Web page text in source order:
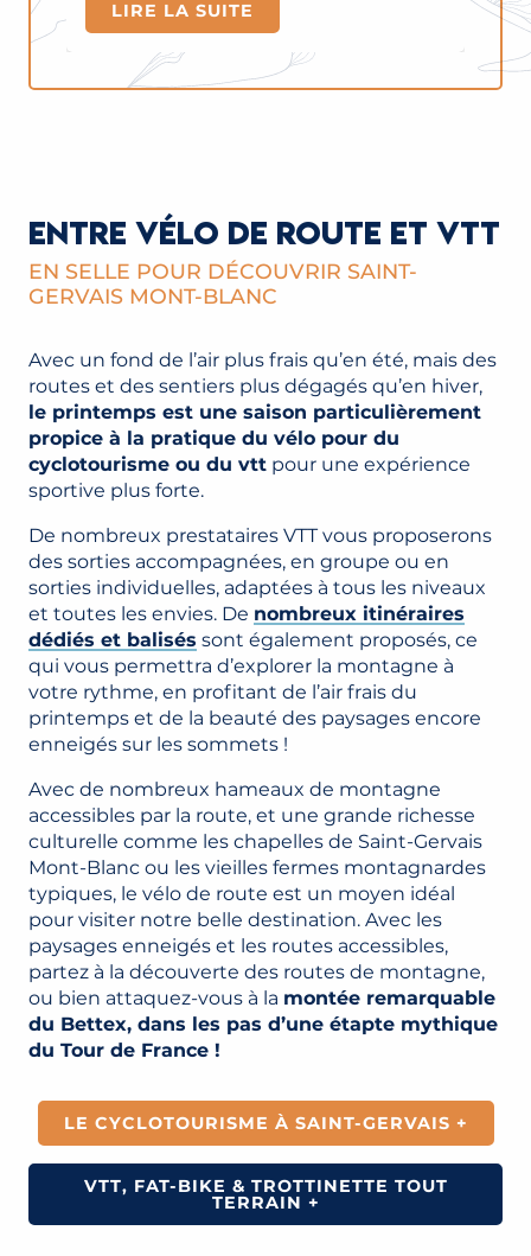
LIRE LA SUITE
ENTRE VÉLO DE ROUTE ET VTT
EN SELLE POUR DÉCOUVRIR SAINT-
GERVAIS MONT-BLANC
Avec un fond de l’air plus frais qu’en été, mais des
routes et des sentiers plus dégagés qu’en hiver,
le printemps est une saison particulièrement
propice à la pratique du vélo pour du
cyclotourisme ou du vtt pour une expérience
sportive plus forte.
De nombreux prestataires VTT vous proposerons
des sorties accompagnées, en groupe ou en
sorties individuelles, adaptées à tous les niveaux
et toutes les envies. De nombreux itinéraires
dédiés et balisés sont également proposés, ce
qui vous permettra d’explorer la montagne à
votre rythme, en profitant de l’air frais du
printemps et de la beauté des paysages encore
enneigés sur les sommets !
Avec de nombreux hameaux de montagne
accessibles par la route, et une grande richesse
culturelle comme les chapelles de Saint-Gervais
Mont-Blanc ou les vieilles fermes montagnardes
typiques, le vélo de route est un moyen idéal
pour visiter notre belle destination. Avec les
paysages enneigés et les routes accessibles,
partez à la découverte des routes de montagne,
ou bien attaquez-vous à la montée remarquable
du Bettex, dans les pas d’une étapte mythique
du Tour de France !
LE CYCLOTOURISME À SAINT-GERVAIS +
VTT, FAT-BIKE & TROTTINETTE TOUT
TERRAIN +